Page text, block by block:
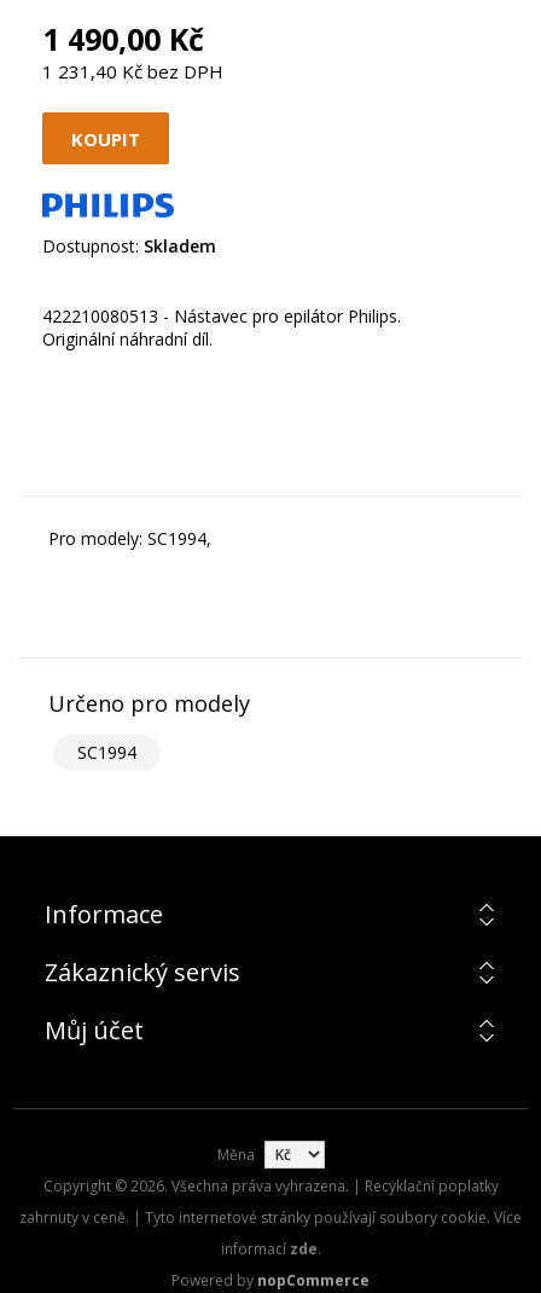
1 490,00 Kč
1 231,40 Kč bez DPH
Dostupnost: Skladem
422210080513 - Nástavec pro epilátor Philips.
Originální náhradní díl.
Pro modely: SC1994,
Určeno pro modely
SC1994
Informace
Zákaznický servis
Můj účet
Měna
Copyright © 2026. Všechna práva vyhrazena. | Recyklační poplatky
zahrnuty v ceně. | Tyto internetové stránky používají soubory cookie. Více
informací zde.
Powered by nopCommerce